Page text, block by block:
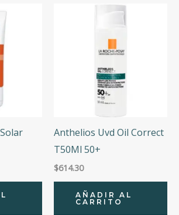
Anthelios Uvd Oil Correct
T50Ml 50+
$614.30
AÑADIR AL
CARRITO